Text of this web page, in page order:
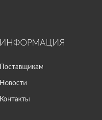
ИНФОРМАЦИЯ
Поставщикам
Новости
Контакты